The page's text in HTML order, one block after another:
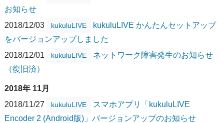
お知らせ
2018/12/03
kukuluLIVE
kukuluLIVE かんたんセットアップ
をバージョンアップしました
2018/12/01
kukuluLIVE
ネットワーク障害発生のお知らせ
（復旧済）
2018年 11月
2018/11/27
kukuluLIVE
スマホアプリ「kukuluLIVE
Encoder 2 (Android版)」バージョンアップのお知らせ